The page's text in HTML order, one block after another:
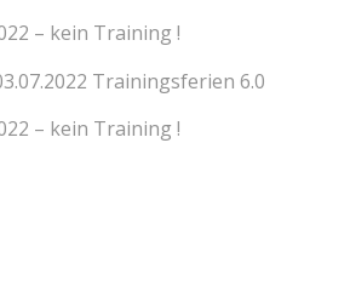
– kein Training !
Trainingsferien 6.0
– kein Training !